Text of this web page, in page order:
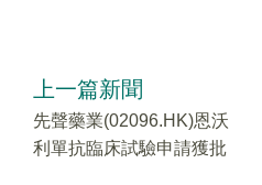
上一篇新聞
先聲藥業(02096.HK)恩沃
利單抗臨床試驗申請獲批